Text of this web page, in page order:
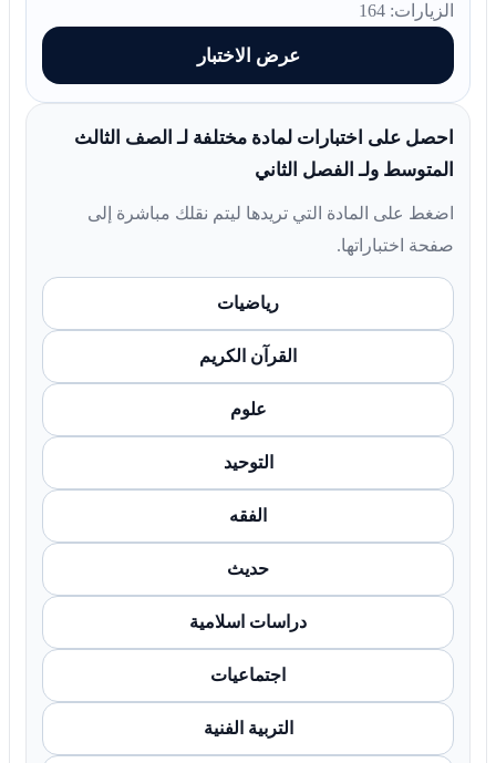
الزيارات: 164
عرض الاختبار
احصل على اختبارات لمادة مختلفة لـ الصف الثالث
المتوسط ولـ الفصل الثاني
اضغط على المادة التي تريدها ليتم نقلك مباشرة إلى
صفحة اختباراتها.
رياضيات
القرآن الكريم
علوم
التوحيد
الفقه
حديث
دراسات اسلامية
اجتماعيات
التربية الفنية